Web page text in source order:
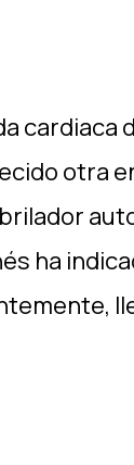
cardiaca
otra
ha